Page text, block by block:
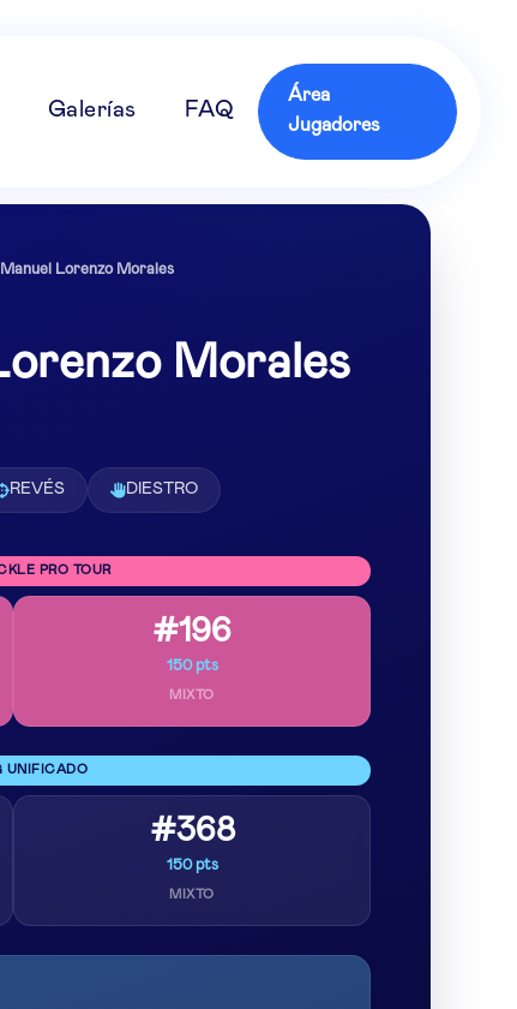
Galerías FAQ
Área
Jugadores
Manuel Lorenzo Morales
Morales
REVÉS DIESTRO
PRO TOUR
#196
150 pts
MIXTO
UNIFICADO
#368
150 pts
MIXTO